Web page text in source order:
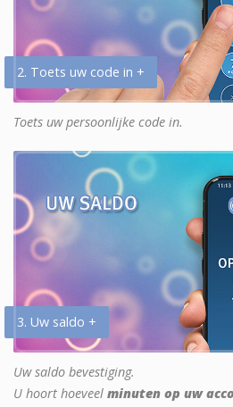
2. Toets uw code in +
Toets uw persoonlijke code in.
3. Uw saldo +
Uw saldo bevestiging.
U hoort hoeveel minuten op uw